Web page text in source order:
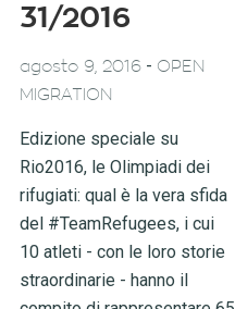
31/2016
agosto 9, 2016- OPEN
MIGRATION
Edizione speciale su
Rio2016, le Olimpiadi dei
rifugiati: qual è la vera sfida
del #TeamRefugees, i cui
10 atleti - con le loro storie
straordinarie - hanno il